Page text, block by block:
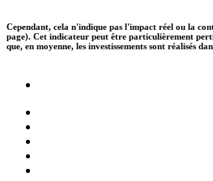
Cependant, cela n'indique pas l'impact réel ou la
page). Cet indicateur peut être particulièrement
que, en moyenne, les investissements sont réalisés